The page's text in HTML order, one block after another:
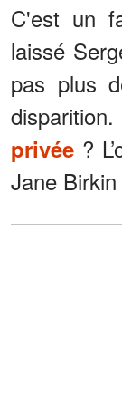
C'est un
laissé
pas plus
privée ?
Jane